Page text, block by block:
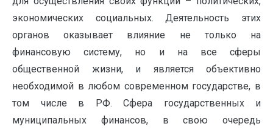
экономических социальных. Деятельность этих
органов оказывает влияние не только на
финансовую систему, но и на все сферы
общественной жизни, и является объективно
необходимой в любом современном государстве, в
том числе в РФ. Сфера государственных и
муниципальных финансов, в свою очередь